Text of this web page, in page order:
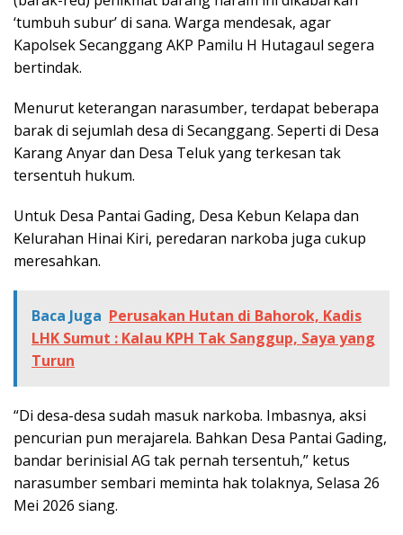
‘tumbuh subur’ di sana. Warga mendesak, agar
Kapolsek Secanggang AKP Pamilu H Hutagaul segera
bertindak.
Menurut keterangan narasumber, terdapat beberapa
barak di sejumlah desa di Secanggang. Seperti di Desa
Karang Anyar dan Desa Teluk yang terkesan tak
tersentuh hukum.
Untuk Desa Pantai Gading, Desa Kebun Kelapa dan
Kelurahan Hinai Kiri, peredaran narkoba juga cukup
meresahkan.
Baca Juga Perusakan Hutan di Bahorok, Kadis
LHK Sumut : Kalau KPH Tak Sanggup, Saya yang
Turun
“Di desa-desa sudah masuk narkoba. Imbasnya, aksi
pencurian pun merajarela. Bahkan Desa Pantai Gading,
bandar berinisial AG tak pernah tersentuh,” ketus
narasumber sembari meminta hak tolaknya, Selasa 26
Mei 2026 siang.